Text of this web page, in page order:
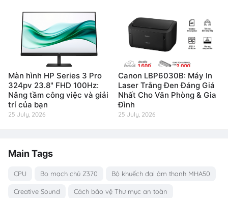
Màn hình HP Series 3 Pro
324pv 23.8" FHD 100Hz:
Nâng tầm công việc và giải
trí của bạn
25 July, 2026
Canon LBP6030B: Máy In
Laser Trắng Đen Đáng Giá
Nhất Cho Văn Phòng & Gia
Đình
25 July, 2026
Main Tags
CPU Bo mạch chủ Z370 Bộ khuếch đại âm thanh MHA50
Creative Sound Cách bảo vệ Thư mục an toàn